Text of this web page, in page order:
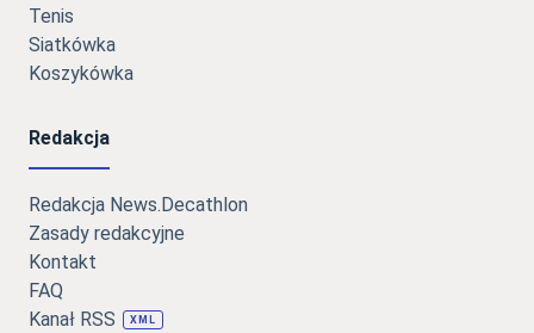
Tenis
Siatkówka
Koszykówka
Redakcja
Redakcja News.Decathlon
Zasady redakcyjne
Kontakt
FAQ
Kanał RSS
XML